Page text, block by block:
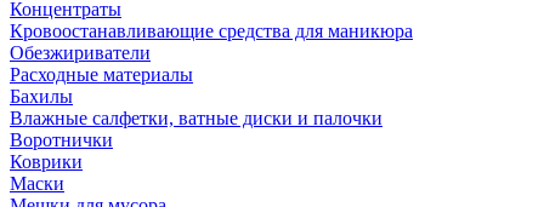
Концентраты
Кровоостанавливающие средства для маникюра
Обезжириватели
Расходные материалы
Бахилы
Влажные салфетки, ватные диски и палочки
Воротнички
Коврики
Маски